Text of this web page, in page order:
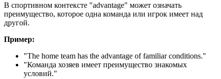
В спортивном контексте "advantage" может означать
преимущество, которое одна команда или игрок имеет над
другой.
Пример:
"The home team has the advantage of familiar conditions."
"Команда хозяев имеет преимущество знакомых
условий."